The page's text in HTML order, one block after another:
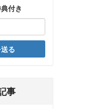
付き
る
事